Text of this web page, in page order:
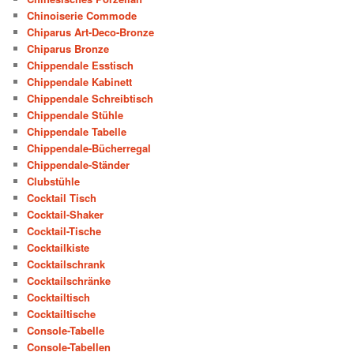
Chinoiserie Commode
Chiparus Art-Deco-Bronze
Chiparus Bronze
Chippendale Esstisch
Chippendale Kabinett
Chippendale Schreibtisch
Chippendale Stühle
Chippendale Tabelle
Chippendale-Bücherregal
Chippendale-Ständer
Clubstühle
Cocktail Tisch
Cocktail-Shaker
Cocktail-Tische
Cocktailkiste
Cocktailschrank
Cocktailschränke
Cocktailtisch
Cocktailtische
Console-Tabelle
Console-Tabellen